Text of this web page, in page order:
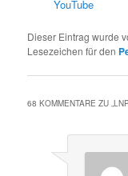
YouTube
Dieser Eintrag wurde
Lesezeichen für den
68 KOMMENTARE ZU „